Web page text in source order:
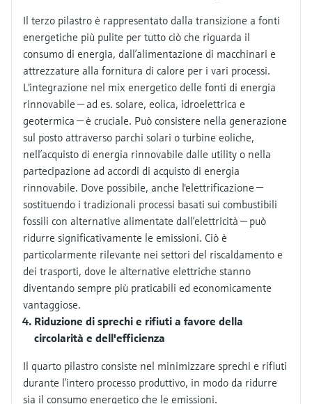
Il terzo pilastro è rappresentato dalla transizione a fonti
energetiche più pulite per tutto ciò che riguarda il
consumo di energia, dall’alimentazione di macchinari e
attrezzature alla fornitura di calore per i vari processi.
L'integrazione nel mix energetico delle fonti di energia
rinnovabile — ad es. solare, eolica, idroelettrica e
geotermica — è cruciale. Può consistere nella generazione
sul posto attraverso parchi solari o turbine eoliche,
nell’acquisto di energia rinnovabile dalle utility o nella
partecipazione ad accordi di acquisto di energia
rinnovabile. Dove possibile, anche l'elettrificazione —
sostituendo i tradizionali processi basati sui combustibili
fossili con alternative alimentate dall’elettricità — può
ridurre significativamente le emissioni. Ciò è
particolarmente rilevante nei settori del riscaldamento e
dei trasporti, dove le alternative elettriche stanno
diventando sempre più praticabili ed economicamente
vantaggiose.
Riduzione di sprechi e rifiuti a favore della
circolarità e dell'efficienza
Il quarto pilastro consiste nel minimizzare sprechi e rifiuti
durante l’intero processo produttivo, in modo da ridurre
sia il consumo energetico che le emissioni.